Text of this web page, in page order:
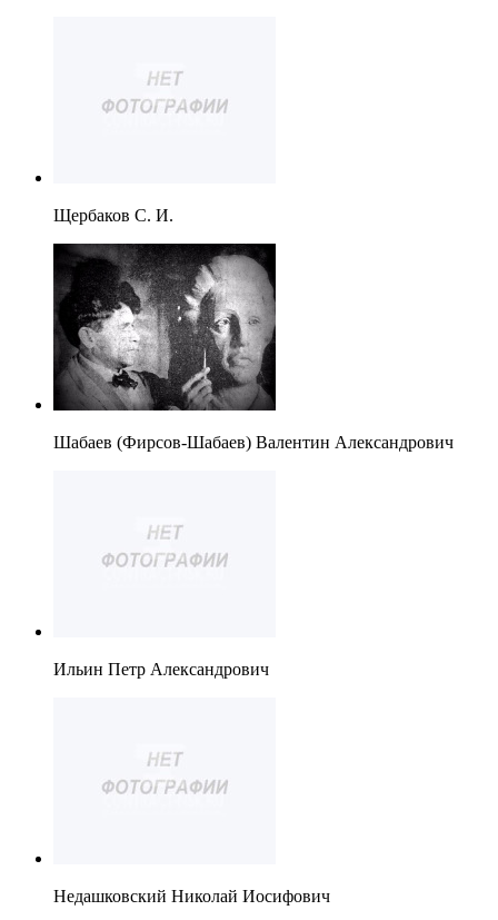
Щербаков С. И.
Шабаев (Фирсов-Шабаев) Валентин Александрович
Ильин Петр Александрович
Недашковский Николай Иосифович